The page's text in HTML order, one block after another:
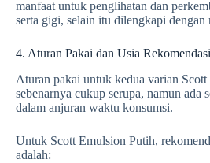
manfaat untuk penglihatan dan
serta gigi, selain itu dilengkapi dengan
4. Aturan Pakai dan Usia Rekomendasi
Aturan pakai untuk kedua varian
sebenarnya cukup serupa, namun ada
dalam anjuran waktu konsumsi.
Untuk Scott Emulsion Putih,
adalah: